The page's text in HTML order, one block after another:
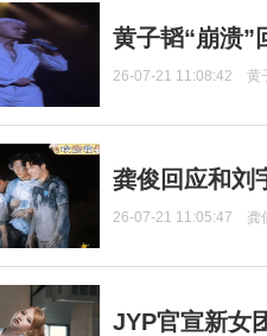
黄子韬“崩溃”
26-07-21 11:08:42 黄
龚俊回应和刘
26-07-21 11:05:47 龚
JYP官宣新女